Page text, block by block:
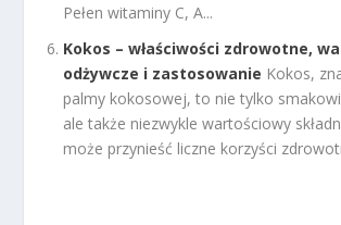
Pełen witaminy C, A...
Kokos – właściwości zdrowotne,
odżywcze i zastosowanie Kokos,
palmy kokosowej, to nie tylko
ale także niezwykle wartościowy
może przynieść liczne korzyści